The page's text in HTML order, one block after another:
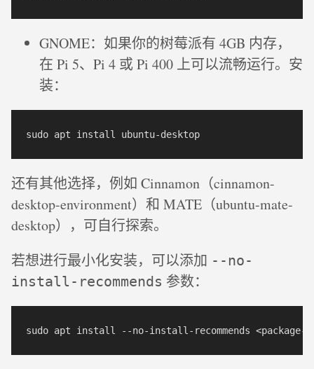
GNOME：如果你的树莓派有 4GB 内存，
在 Pi 5、Pi 4 或 Pi 400 上可以流畅运行。安
装：
还有其他选择，例如 Cinnamon（cinnamon-
desktop-environment）和 MATE（ubuntu-mate-
desktop），可自行探索。
若想进行最小化安装，可以添加 --no-
install-recommends 参数：